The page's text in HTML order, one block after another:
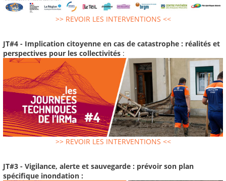
>> REVOIR LES INTERVENTIONS <<
JT#4 - Implication citoyenne en cas de catastrophe : réalités et
perspectives pour les collectivités :
>> REVOIR LES INTERVENTIONS <<
JT#3 - Vigilance, alerte et sauvegarde : prévoir son plan
spécifique inondation :